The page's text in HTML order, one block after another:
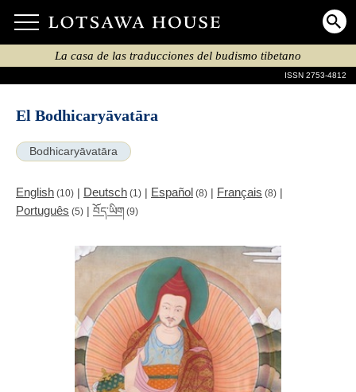
La casa de las traducciones del budismo tibetano
ISSN 2753-4812
El Bodhicaryāvatāra
Bodhicaryāvatāra
English (10) | Deutsch (1) | Español (8) | Français (8) |
Português (5) | བོད་ཡིག (9)